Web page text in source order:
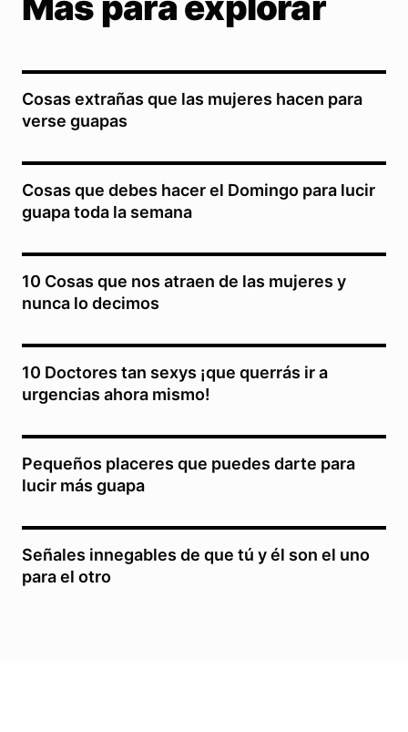
Cosas extrañas que las mujeres hacen para
verse guapas
Cosas que debes hacer el Domingo para lucir
guapa toda la semana
10 Cosas que nos atraen de las mujeres y
nunca lo decimos
10 Doctores tan sexys ¡que querrás ir a
urgencias ahora mismo!
Pequeños placeres que puedes darte para
lucir más guapa
Señales innegables de que tú y él son el uno
para el otro